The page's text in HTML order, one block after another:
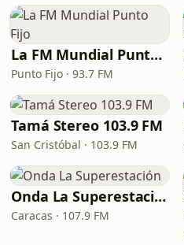
La FM Mundial Punto Fijo
Punto Fijo · 93.7 FM
Tamá Stereo 103.9 FM
San Cristóbal · 103.9 FM
Onda La Superestación
Caracas · 107.9 FM